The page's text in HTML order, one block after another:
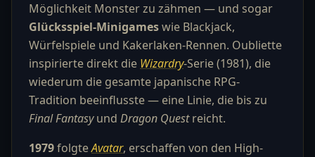
Möglichkeit Monster zu zähmen — und sogar
Glücksspiel-Minigameswie Blackjack,
Würfelspiele und Kakerlaken-Rennen. Oubliette
inspirierte direkt die Wizardry-Serie (1981), die
wiederum die gesamte japanische RPG-
Tradition beeinflusste — eine Linie, die bis zu
Final Fantasyund Dragon Questreicht.
1979folgteAvatar, erschaffen von den High-